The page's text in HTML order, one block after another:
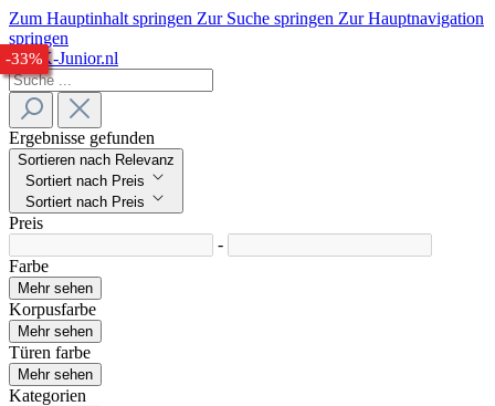
Zum Hauptinhalt springen Zur Suche springen Zur Hauptnavigation
springen
Ergebnisse gefunden
Sortieren nach Relevanz
Sortiert nach Preis
Sortiert nach Preis
Preis
-
Farbe
Mehr sehen
Korpusfarbe
Mehr sehen
Türen farbe
Mehr sehen
Kategorien
-31%
-24%
-26%
-32%
-33%